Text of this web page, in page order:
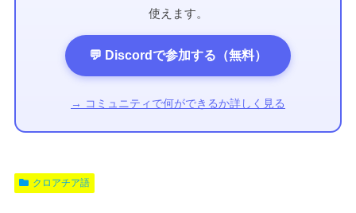
使えます。
💬 Discordで参加する（無料）
→ コミュニティで何ができるか詳しく見る
クロアチア語